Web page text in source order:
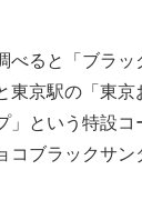
べると「ブラ
東京駅の「東京
」という特設
コブラックサン